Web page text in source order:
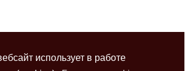
использует в работе